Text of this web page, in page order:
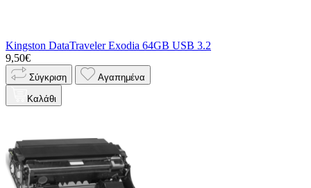
Kingston DataTraveler Exodia 64GB USB 3.2
9,50€
Σύγκριση Αγαπημένα
Καλάθι